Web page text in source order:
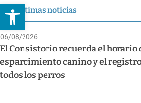
Abrir barra de
Últimas noticias
06/08/2026
El Consistorio recuerda el horario
esparcimiento canino y el
todos los perros